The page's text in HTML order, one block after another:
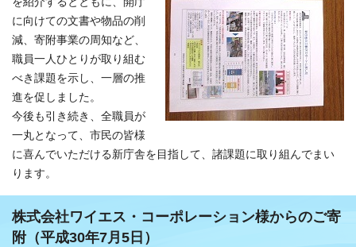
に向けての文書や物品の削
減、寄附事業の周知など、
職員一人ひとりが取り組む
べき課題を示し、一層の推
進を促しました。
今後も引き続き、全職員が
一丸となって、市民の皆様
に喜んでいただける新庁舎を目指して、諸課題に取り組んでまい
ります。
株式会社ワイエス・コーポレーション様からのご寄
附（平成30年7月5日）